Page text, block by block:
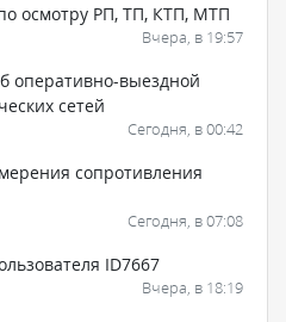
осмотру РП, ТП, КТП, МТП
Вчера, в 19:57
оперативно-выездной
сетей
Сегодня, в 00:42
сопротивления
Сегодня, в 07:08
ID7667
Вчера, в 18:19